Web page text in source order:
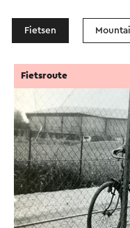
Fietsen
Fietsroute